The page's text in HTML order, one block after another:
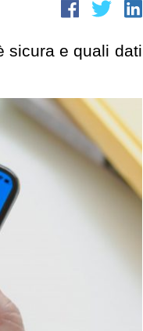
sicura e quali dati